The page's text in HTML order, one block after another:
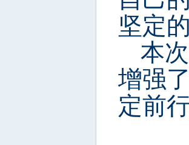
坚定
本
增强
定前